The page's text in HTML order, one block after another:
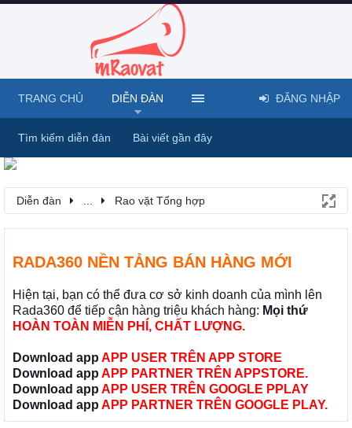
Diễn đàn Rao vặt Tổng hợp
RADA360 NỀN TẢNG BÁN HÀNG MỚI
Hiện tại, bạn có thể đưa cơ sở kinh doanh của mình lên
Rada360 để tiếp cận hàng triệu khách hàng: Mọi thứ
HOÀN TOÀN MIỄN PHÍ, CHẤT LƯỢNG.
Download app APP USER TRÊN APP STORE
Download app APP PARTNER TRÊN APPSTORE.
Download app APP USER TRÊN GOOGLE PPLAY
Download app APP PARTNER TRÊN GOOGLE PLAY.
TRANG CHỦ DIỄN ĐÀN
Tìm kiếm diễn đàn Bài viết gần đây
ĐĂNG NHẬP